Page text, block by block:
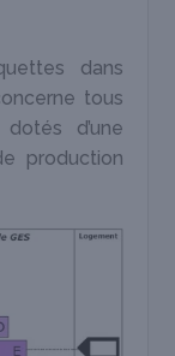
dans
tous
d’une
production